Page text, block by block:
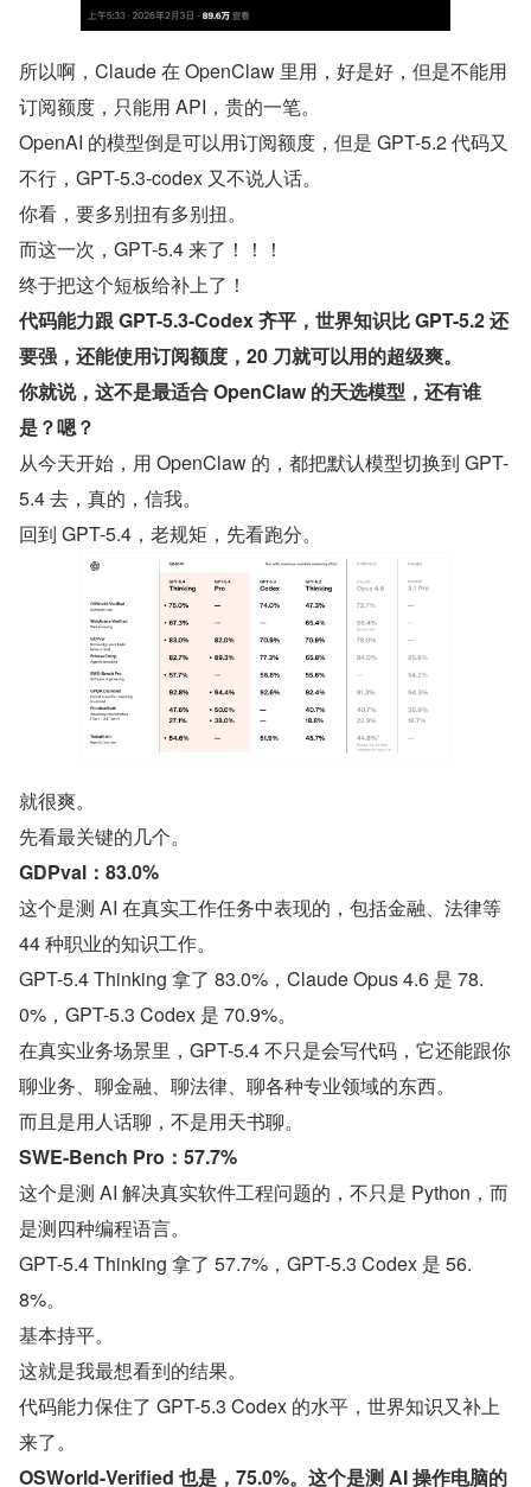
所以啊，Claude 在 OpenClaw 里用，好是好，但是不能用
订阅额度，只能用 API，贵的一笔。
OpenAI 的模型倒是可以用订阅额度，但是 GPT-5.2 代码又
不行，GPT-5.3-codex 又不说人话。
你看，要多别扭有多别扭。
而这一次，GPT-5.4 来了！！！
终于把这个短板给补上了！
代码能力跟 GPT-5.3-Codex 齐平，世界知识比 GPT-5.2 还
要强，还能使用订阅额度，20 刀就可以用的超级爽。
你就说，这不是最适合 OpenClaw 的天选模型，还有谁
是？嗯？
从今天开始，用 OpenClaw 的，都把默认模型切换到 GPT-
5.4 去，真的，信我。
回到 GPT-5.4，老规矩，先看跑分。
就很爽。
先看最关键的几个。
GDPval：83.0%
这个是测 AI 在真实工作任务中表现的，包括金融、法律等
44 种职业的知识工作。
GPT-5.4 Thinking 拿了 83.0%，Claude Opus 4.6 是 78.
0%，GPT-5.3 Codex 是 70.9%。
在真实业务场景里，GPT-5.4 不只是会写代码，它还能跟你
聊业务、聊金融、聊法律、聊各种专业领域的东西。
而且是用人话聊，不是用天书聊。
SWE-Bench Pro：57.7%
这个是测 AI 解决真实软件工程问题的，不只是 Python，而
是测四种编程语言。
GPT-5.4 Thinking 拿了 57.7%，GPT-5.3 Codex 是 56.
8%。
基本持平。
这就是我最想看到的结果。
代码能力保住了 GPT-5.3 Codex 的水平，世界知识又补上
来了。
OSWorld-Verified 也是，75.0%。这个是测 AI 操作电脑的